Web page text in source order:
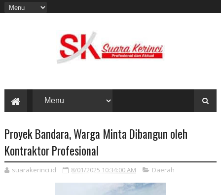
Proyek Bandara, Warga Minta Dibangun oleh
Kontraktor Profesional
suarakerinci.id 8/01/2025 10:34:00 AM Daerah